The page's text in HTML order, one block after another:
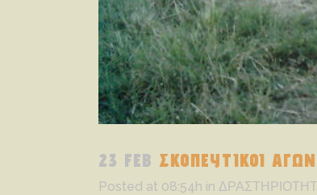
23 FEB ΣΚΟΠΕΥΤΙΚΟΙ
Posted at 08:54h in